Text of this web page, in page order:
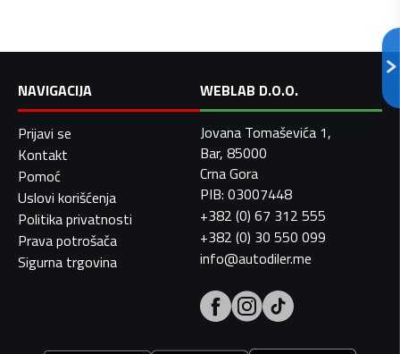
NAVIGACIJA
Prijavi se
Kontakt
Pomoć
Uslovi korišćenja
Politika privatnosti
Prava potrošača
Sigurna trgovina
WEBLAB D.O.O.
Jovana Tomaševića 1,
Bar, 85000
Crna Gora
PIB: 03007448
+382 (0) 67 312 555
+382 (0) 30 550 099
info@autodiler.me